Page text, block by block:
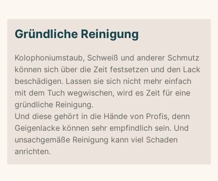
Gründliche Reinigung
Kolophoniumstaub, Schweiß und anderer Schmutz
können sich über die Zeit festsetzen und den Lack
beschädigen. Lassen sie sich nicht mehr einfach
mit dem Tuch wegwischen, wird es Zeit für eine
gründliche Reinigung.
Und diese gehört in die Hände von Profis, denn
Geigenlacke können sehr empfindlich sein. Und
unsachgemäße Reinigung kann viel Schaden
anrichten.